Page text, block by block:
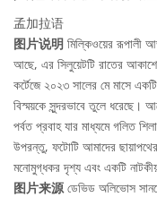
孟加拉语
图片说明 মিল্কিওয়ের রূপালী
আছে, এর সিলুয়েটটি রাতের
কর্টেজে ২০২৩ সালের মে মাসে
বিস্ময়কে সুন্দরভাবে তুলে
পর্বত প্রবাহ যার মাধ্যমে গলিত
উপরন্তু, ফটোটি আমাদের
মনোমুগ্ধকর দৃশ্য এবং একটি
图片来源 ডেভিড অলিভোস